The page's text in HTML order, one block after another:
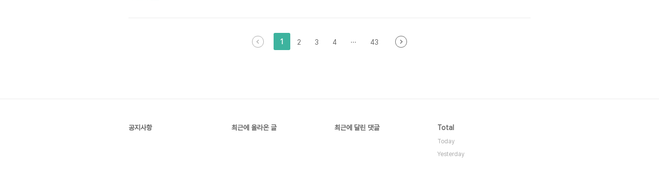
1 2 3 4 ··· 43
공지사항 최근에 올라온 글 최근에 달린 댓글 Total
Today
Yesterday